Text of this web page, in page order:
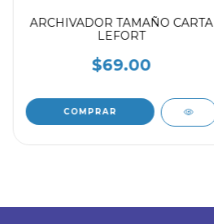
ARCHIVADOR TAMAÑO CARTA
LEFORT
$69.00